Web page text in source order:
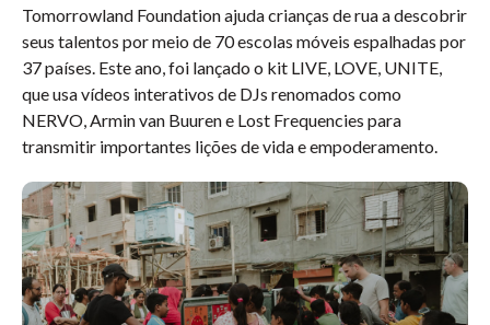
Tomorrowland Foundation ajuda crianças de rua a descobrir
seus talentos por meio de 70 escolas móveis espalhadas por
37 países. Este ano, foi lançado o kit LIVE, LOVE, UNITE,
que usa vídeos interativos de DJs renomados como
NERVO, Armin van Buuren e Lost Frequencies para
transmitir importantes lições de vida e empoderamento.